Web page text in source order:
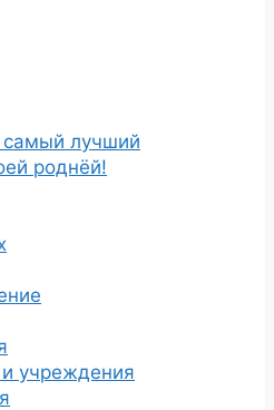
лучший
роднёй!
учреждения